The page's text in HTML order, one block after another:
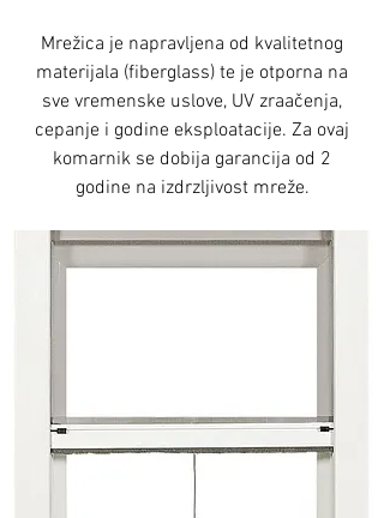
Mrežica je napravljena od kvalitetnog
materijala (fiberglass) te je otporna na
sve vremenske uslove, UV zraačenja,
cepanje i godine eksploatacije. Za ovaj
komarnik se dobija garancija od 2
godine na izdrzljivost mreže.